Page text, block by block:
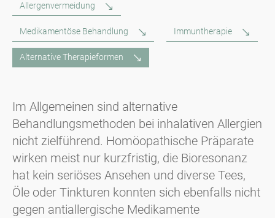
Allergenvermeidung
Medikamentöse Behandlung Immuntherapie
Alternative Therapieformen
Im Allgemeinen sind alternative
Behandlungsmethoden bei inhalativen Allergien
nicht zielführend. Homöopathische Präparate
wirken meist nur kurzfristig, die Bioresonanz
hat kein seriöses Ansehen und diverse Tees,
Öle oder Tinkturen konnten sich ebenfalls nicht
gegen antiallergische Medikamente